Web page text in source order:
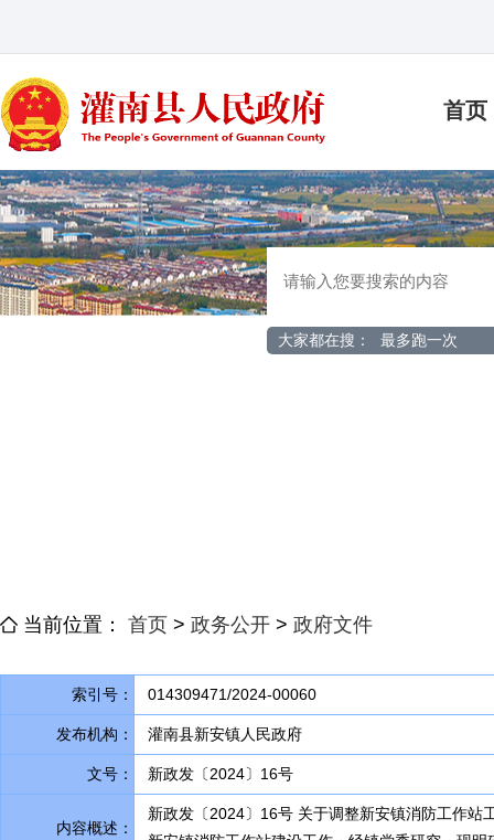
首页
大家都在搜： 最多跑一次
当前位置： 首页 > 政务公开 > 政府文件
索引号： 014309471/2024-00060
发布机构： 灌南县新安镇人民政府
文号： 新政发〔2024〕16号
内容概述：
新政发〔2024〕16号 关于调整新安镇消防工作站